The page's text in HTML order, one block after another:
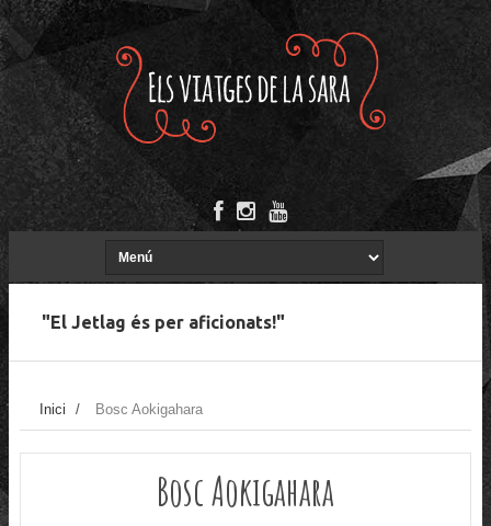
"El Jetlag és per aficionats!"
Inici / Bosc Aokigahara
Bosc Aokigahara